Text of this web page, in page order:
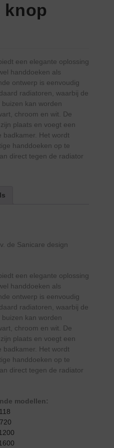
knop
een elegante oplossing
handdoeken als
ontwerp is eenvoudig
radiatoren, waarbij de
kan worden
chroom en wit. De
plaats en voegt een
badkamer. Het wordt
handdoeken op te
direct tegen de radiator
de Sanicare design
een elegante oplossing
handdoeken als
ontwerp is eenvoudig
radiatoren, waarbij de
kan worden
chroom en wit. De
plaats en voegt een
badkamer. Het wordt
handdoeken op te
direct tegen de radiator
modellen: